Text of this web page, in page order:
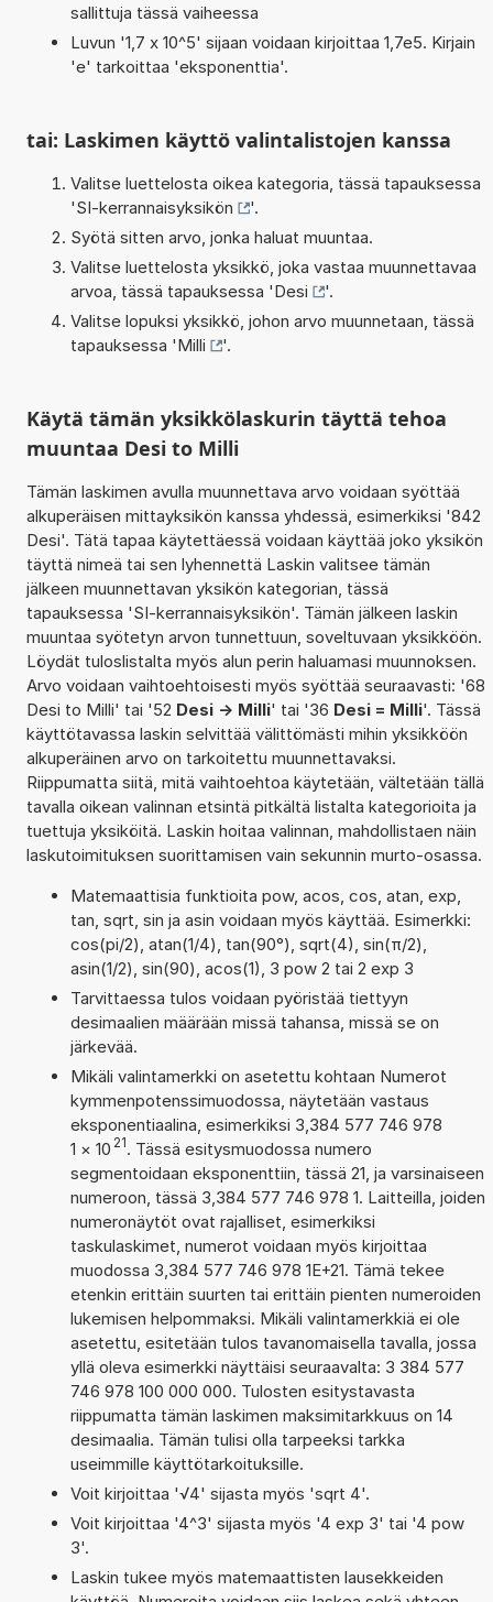
sallittuja tässä vaiheessa
Luvun '1,7 x 10^5' sijaan voidaan kirjoittaa 1,7e5. Kirjain
'e' tarkoittaa 'eksponenttia'.
tai: Laskimen käyttö valintalistojen kanssa
Valitse luettelosta oikea kategoria, tässä tapauksessa
'SI-kerrannaisyksikön
'.
Syötä sitten arvo, jonka haluat muuntaa.
Valitse luettelosta yksikkö, joka vastaa muunnettavaa
arvoa, tässä tapauksessa 'Desi
'.
Valitse lopuksi yksikkö, johon arvo muunnetaan, tässä
tapauksessa 'Milli '.
Käytä tämän yksikkölaskurin täyttä tehoa
muuntaa Desi to Milli
Tämän laskimen avulla muunnettava arvo voidaan syöttää
alkuperäisen mittayksikön kanssa yhdessä, esimerkiksi '842
Desi'. Tätä tapaa käytettäessä voidaan käyttää joko yksikön
täyttä nimeä tai sen lyhennettä Laskin valitsee tämän
jälkeen muunnettavan yksikön kategorian, tässä
tapauksessa 'SI-kerrannaisyksikön'. Tämän jälkeen laskin
muuntaa syötetyn arvon tunnettuun, soveltuvaan yksikköön.
Löydät tuloslistalta myös alun perin haluamasi muunnoksen.
Arvo voidaan vaihtoehtoisesti myös syöttää seuraavasti: '68
Desi to Milli' tai '52 Desi -> Milli' tai '36 Desi = Milli'. Tässä
käyttötavassa laskin selvittää välittömästi mihin yksikköön
alkuperäinen arvo on tarkoitettu muunnettavaksi.
Riippumatta siitä, mitä vaihtoehtoa käytetään, vältetään tällä
tavalla oikean valinnan etsintä pitkältä listalta kategorioita ja
tuettuja yksiköitä. Laskin hoitaa valinnan, mahdollistaen näin
laskutoimituksen suorittamisen vain sekunnin murto-osassa.
Matemaattisia funktioita pow, acos, cos, atan, exp,
tan, sqrt, sin ja asin voidaan myös käyttää. Esimerkki:
cos(pi/2), atan(1/4), tan(90°), sqrt(4), sin(π/2),
asin(1/2), sin(90), acos(1), 3 pow 2 tai 2 exp 3
Tarvittaessa tulos voidaan pyöristää tiettyyn
desimaalien määrään missä tahansa, missä se on
järkevää.
Mikäli valintamerkki on asetettu kohtaan Numerot
kymmenpotenssimuodossa, näytetään vastaus
eksponentiaalina, esimerkiksi 3,384 577 746 978
1 × 10 21. Tässä esitysmuodossa numero
segmentoidaan eksponenttiin, tässä 21, ja varsinaiseen
numeroon, tässä 3,384 577 746 978 1. Laitteilla, joiden
numeronäytöt ovat rajalliset, esimerkiksi
taskulaskimet, numerot voidaan myös kirjoittaa
muodossa 3,384 577 746 978 1E+21. Tämä tekee
etenkin erittäin suurten tai erittäin pienten numeroiden
lukemisen helpommaksi. Mikäli valintamerkkiä ei ole
asetettu, esitetään tulos tavanomaisella tavalla, jossa
yllä oleva esimerkki näyttäisi seuraavalta: 3 384 577
746 978 100 000 000. Tulosten esitystavasta
riippumatta tämän laskimen maksimitarkkuus on 14
desimaalia. Tämän tulisi olla tarpeeksi tarkka
useimmille käyttötarkoituksille.
Voit kirjoittaa '√4' sijasta myös 'sqrt 4'.
Voit kirjoittaa '4^3' sijasta myös '4 exp 3' tai '4 pow
3'.
Laskin tukee myös matemaattisten lausekkeiden